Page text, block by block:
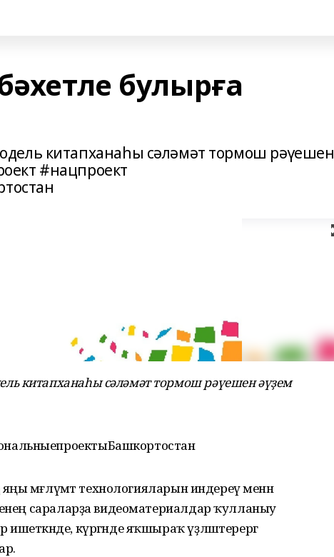
булырға
китапханаһы сәләмәт тормош рәүешен
#нацпроект
китапханаһы сәләмәт тормош рәүешен әүҙем
яңы мәғлүмәт технологияларын индереү менән
сараларҙа видеоматериалдар ҡулланыу
күргәнде яҡшыраҡ үҙләштерергә